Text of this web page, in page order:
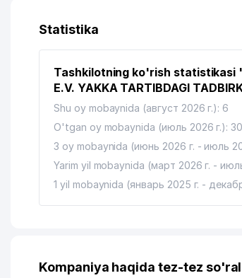
Statistika
Tashkilotning ko'rish statistikasi
E.V. YAKKA TARTIBDAGI
Shu oy mobaynida (август 2026 г.): 6
O'tgan oy mobaynida (июль 2026 г.): 30
3 oy mobaynida (июнь 2026 г. - июль
Yarim yil mobaynida (март 2026 г. -
1 yil mobaynida (январь 2025 г. -
Kompaniya haqida tez-tez